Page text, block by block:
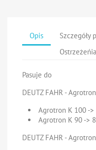
Opis
Szczegóły
Pasuje do
DEUTZ FAHR -
Agrotron K 100 -
Agrotron K 90 ->
DEUTZ FAHR -